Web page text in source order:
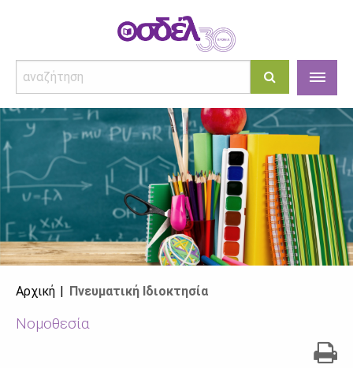
Αρχική Πνευματική Ιδιοκτησία
Νομοθεσία